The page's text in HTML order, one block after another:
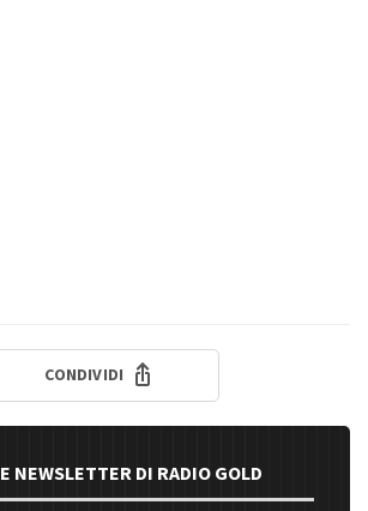
CONDIVIDI
NEWSLETTER DI RADIO GOLD